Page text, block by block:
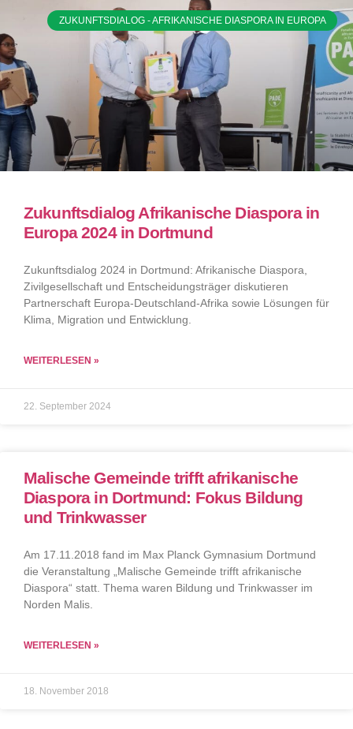
ZUKUNFTSDIALOG - AFRIKANISCHE DIASPORA IN EUROPA
Zukunftsdialog Afrikanische Diaspora in
Europa 2024 in Dortmund
Zukunftsdialog 2024 in Dortmund: Afrikanische Diaspora,
Zivilgesellschaft und Entscheidungsträger diskutieren
Partnerschaft Europa-Deutschland-Afrika sowie Lösungen für
Klima, Migration und Entwicklung.
WEITERLESEN »
22. September 2024
Malische Gemeinde trifft afrikanische
Diaspora in Dortmund: Fokus Bildung
und Trinkwasser
Am 17.11.2018 fand im Max Planck Gymnasium Dortmund
die Veranstaltung „Malische Gemeinde trifft afrikanische
Diaspora“ statt. Thema waren Bildung und Trinkwasser im
Norden Malis.
WEITERLESEN »
18. November 2018